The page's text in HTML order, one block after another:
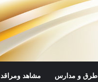
طرق و مدارس مشاهد ومراقد